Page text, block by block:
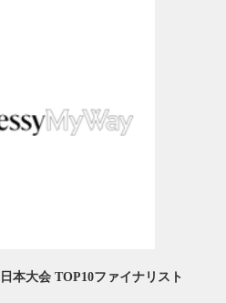
日本大会 TOP10ファイナリスト